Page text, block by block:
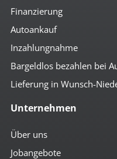
Finanzierung
Autoankauf
Inzahlungnahme
Bargeldlos bezahlen bei
Lieferung in Wunsch-
Unternehmen
Über uns
Jobangebote